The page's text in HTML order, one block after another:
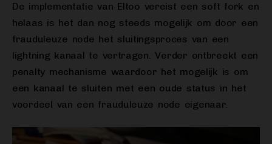
De implementatie van Eltoo vereist een soft fork en
helaas is het dan nog steeds mogelijk om door een
frauduleuze node het sluitingsproces van een
lightning kanaal te vertragen. Verder ontbreekt een
penalty mechanisme waardoor het mogelijk is om
een kanaal te sluiten met een oude status in het
voordeel van een frauduleuze node eigenaar.